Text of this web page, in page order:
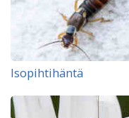
Isopihtihäntä